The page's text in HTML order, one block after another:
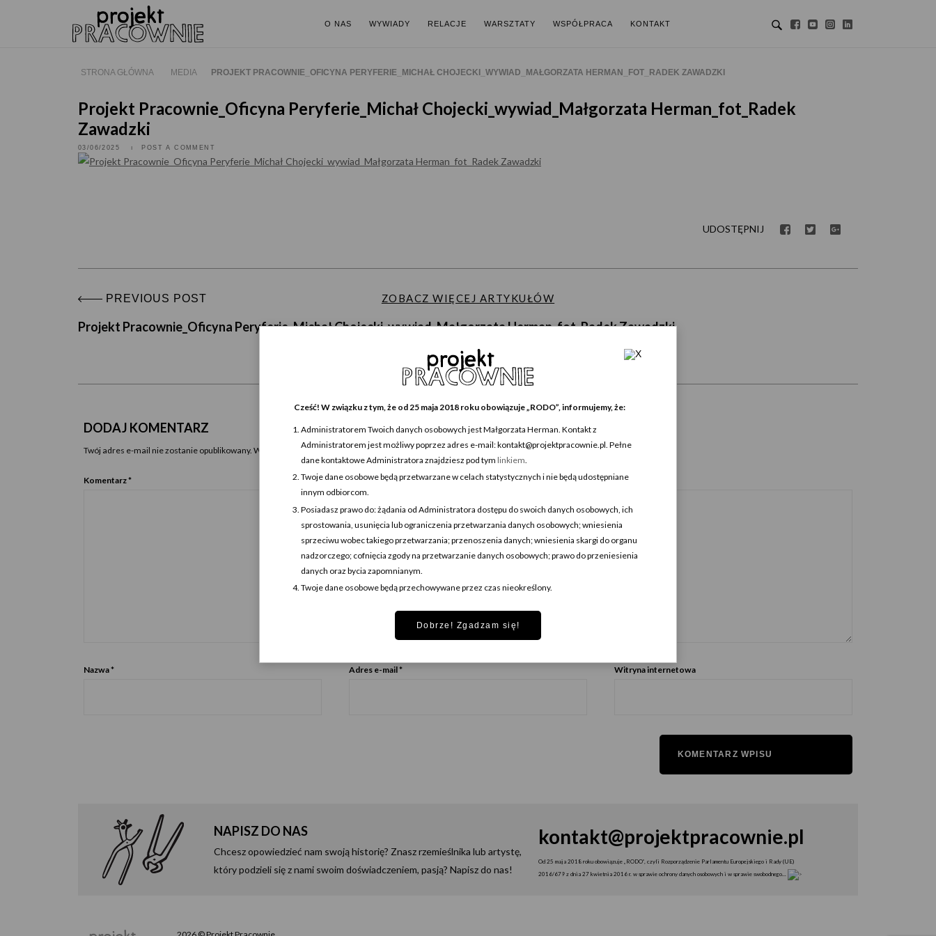
O NAS WYWIADY RELACJE WARSZTATY WSPÓŁPRACA
KONTAKT
STRONA GŁÓWNA MEDIA PROJEKT PRACOWNIE_OFICYNA PERYFERIE_MICHAŁ CHOJECKI_WYWIAD_MAŁGORZATA HERMAN_FOT_RADEK ZAWADZKI
Projekt Pracownie_Oficyna Peryferie_Michał Chojecki_wywiad_Małgorzata Herman_fot_Radek
Zawadzki
03/06/2025 POST A COMMENT
UDOSTĘPNIJ
ZOBACZ WIĘCEJ ARTYKUŁÓW
PREVIOUS POST
Projekt Pracownie_Oficyna Peryferie_Michał Chojecki_wywiad_Małgorzata Herman_fot_Radek Zawadzki
DODAJ KOMENTARZ
Twój adres e-mail nie zostanie opublikowany. Wymagane pola są oznaczone*
Komentarz*
Nazwa* Adres e-mail* Witryna internetowa
NAPISZ DO NAS
Chcesz opowiedzieć nam swoją historię? Znasz rzemieślnika lub artystę,
który podzieli się z nami swoim doświadczeniem, pasją? Napisz do nas!
kontakt@projektpracownie.pl
Od 25 maja 2018 roku obowiązuje „RODO”, czyli Rozporządzenie Parlamentu Europejskiego i Rady (UE)
2016/679 z dnia 27 kwietnia 2016 r. w sprawie ochrony danych osobowych i w sprawie swobodnego...
Cześć! W związku z tym, że od 25 maja 2018 roku obowiązuje „RODO”, informujemy, że:
Administratorem Twoich danych osobowych jest Małgorzata Herman. Kontakt z
Administratorem jest możliwy poprzez adres e-mail: kontakt@projektpracownie.pl. Pełne
dane kontaktowe Administratora znajdziesz pod tym linkiem
Twoje dane osobowe będą przetwarzane w celach statystycznych i nie będą udostępniane
innym odbiorcom.
Posiadasz prawo do: żądania od Administratora dostępu do swoich danych osobowych, ich
sprostowania, usunięcia lub ograniczenia przetwarzania danych osobowych; wniesienia
sprzeciwu wobec takiego przetwarzania; przenoszenia danych; wniesienia skargi do organu
nadzorczego; cofnięcia zgody na przetwarzanie danych osobowych; prawo do przeniesienia
danych oraz bycia zapomnianym.
Twoje dane osobowe będą przechowywane przez czas nieokreślony.
Dobrze! Zgadzam się!